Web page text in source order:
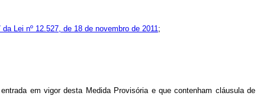
Lei nº 12.527, de 18 de novembro de 2011;
em vigor desta Medida Provisória e que contenham cláusula de